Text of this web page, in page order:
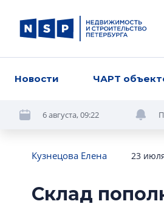
Новости ЧАРТ
6 августа, 09:22
Кузнецова Елена 23
Склад